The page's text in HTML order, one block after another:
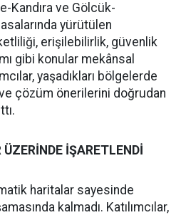
Kandıra ve Gölcük-
yürütülen
erişilebilirlik, güvenlik
gibi konular mekânsal
yaşadıkları bölgelerde
ve çözüm önerilerini doğrudan
İŞARETLENDİ
haritalar sayesinde
kalmadı. Katılımcılar,